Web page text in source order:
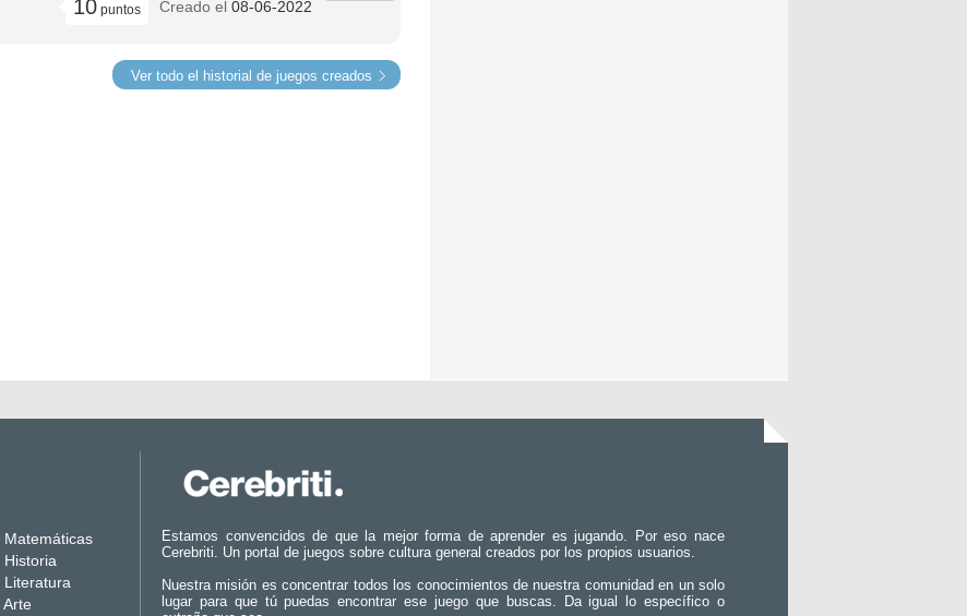
10 puntos Creado el 08-06-2022
Ver todo el historial de juegos creados
Matemáticas
Historia
Literatura
Arte
Estamos convencidos de que la mejor forma de aprender es jugando. Por eso nace
Cerebriti. Un portal de juegos sobre cultura general creados por los propios usuarios.
Nuestra misión es concentrar todos los conocimientos de nuestra comunidad en un solo
lugar para que tú puedas encontrar ese juego que buscas. Da igual lo específico o